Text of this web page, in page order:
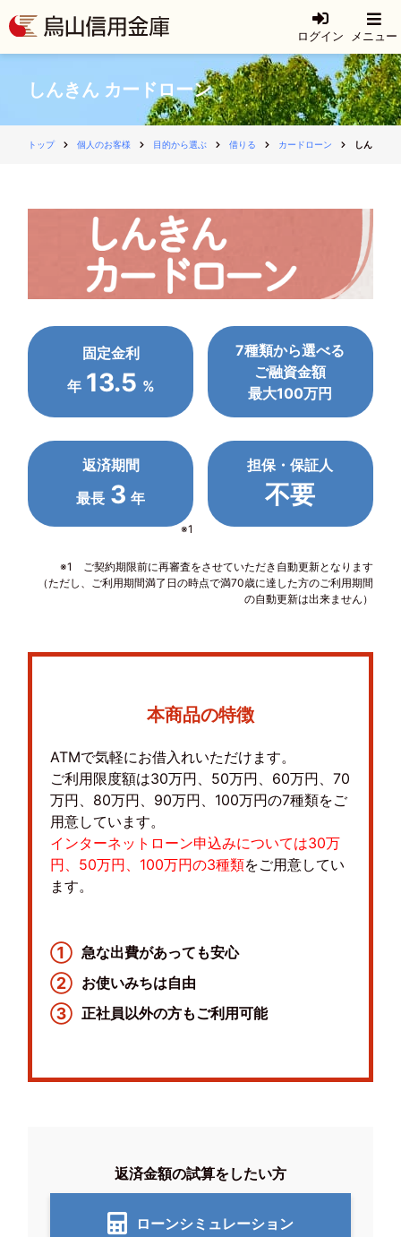
ログイン メニュー
しんきん カードローン
トップ 個人のお客様 目的から選ぶ 借りる カードローン しんきん
固定金利
年 13.5 %
7種類から選べる
ご融資金額
最大100万円
返済期間
最長 3 年
※1
担保・保証人
不要
※1 ご契約期限前に再審査をさせていただき自動更新となります
（ただし、ご利用期間満了日の時点で満70歳に達した方のご利用期間
の自動更新は出来ません）
本商品の特徴
ATMで気軽にお借入れいただけます。
ご利用限度額は30万円、50万円、60万円、70
万円、80万円、90万円、100万円の7種類をご
用意しています。
インターネットローン申込みについては30万
円、50万円、100万円の3種類をご用意してい
ます。
① 急な出費があっても安心
② お使いみちは自由
③ 正社員以外の方もご利用可能
返済金額の試算をしたい方
ローンシミュレーション